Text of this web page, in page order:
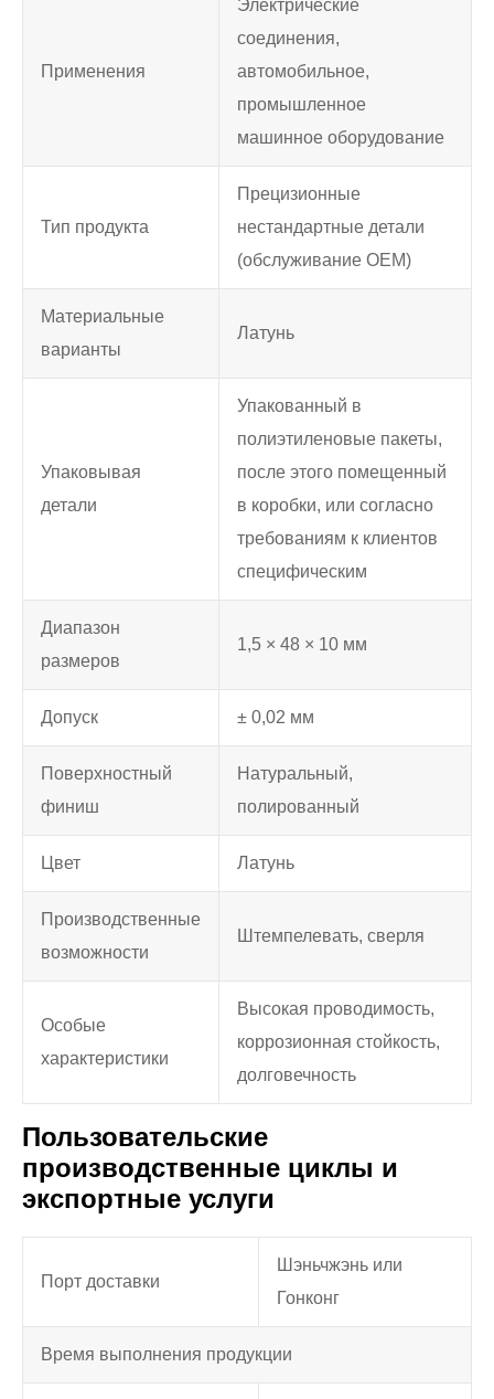
Применения
Электрические
соединения,
автомобильное,
промышленное
машинное оборудование
Тип продукта
Прецизионные
нестандартные детали
(обслуживание OEM)
Материальные
варианты
Латунь
Упаковывая
детали
Упакованный в
полиэтиленовые пакеты,
после этого помещенный
в коробки, или согласно
требованиям к клиентов
специфическим
Диапазон
размеров
1,5 × 48 × 10 мм
Допуск ± 0,02 мм
Поверхностный
финиш
Натуральный,
полированный
Цвет Латунь
Производственные
возможности
Штемпелевать, сверля
Особые
характеристики
Высокая проводимость,
коррозионная стойкость,
долговечность
Пользовательские
производственные циклы и
экспортные услуги
Порт доставки
Шэньчжэнь или
Гонконг
Время выполнения продукции